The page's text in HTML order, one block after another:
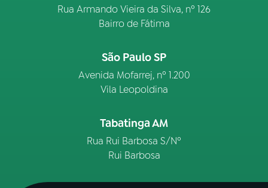
Rua Armando Vieira da Silva, nº 126
Bairro de Fátima
São Paulo SP
Avenida Mofarrej, nº 1.200
Vila Leopoldina
Tabatinga AM
Rua Rui Barbosa S/Nº
Rui Barbosa